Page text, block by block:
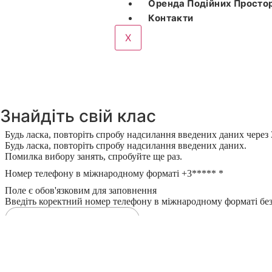
Оренда Подійних
Контакти
X
Знайдіть свій клас